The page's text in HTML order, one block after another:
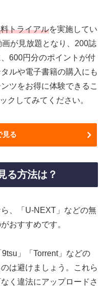
トライアルを実施してい
が見放題となり、200誌
600円分のポイントが付
ルや電子書籍の購入にも
ツをお得に体験できるこ
クしてみてください。
見る
る方法は？
、「U-NEXT」などの無
おすすめです。
」「Torrent」などの
は避けましょう。これら
く違法にアップロードさ